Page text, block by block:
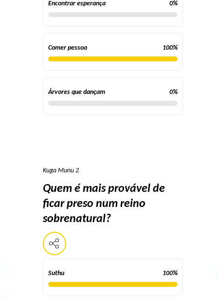
Encontrar esperança 0%
Comer pessoa 100%
Árvores que dançam 0%
Kuga Munu 2
Quem é mais provável de
ficar preso num reino
sobrenatural?
Suthu 100%